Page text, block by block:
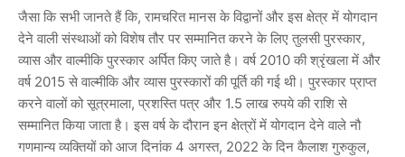
जैसा कि सभी जानते हैं कि, रामचरित मानस के विद्वानों और इस क्षेत्र में योगदान
देने वाली संस्थाओं को विशेष तौर पर सम्मानित करने के लिए तुलसी पुरस्कार,
व्यास और वाल्मीकि पुरस्कार अर्पित किए जाते है। वर्ष 2010 की श्रृंखला में और
वर्ष 2015 से वाल्मीकि और व्यास पुरस्कारों की पूर्ति की गई थी। पुरस्कार प्राप्त
करने वालों को सूत्रमाला, प्रशस्ति पत्र और 1.5 लाख रुपये की राशि से
सम्मानित किया जाता है। इस वर्ष के दौरान इन क्षेत्रों में योगदान देने वाले नौ
गणमान्य व्यक्तियों को आज दिनांक 4 अगस्त, 2022 के दिन कैलाश गुरुकुल,